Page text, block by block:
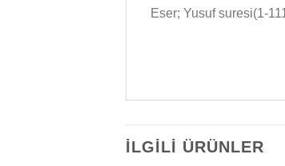
Eser; Yusuf suresi(1-
İLGILI ÜRÜNLER